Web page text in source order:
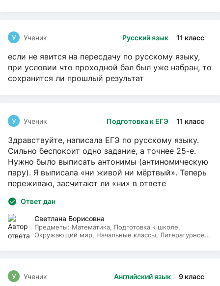
Русский язык 11 класс
У Ученик
если не явится на пересдачу по русскому языку,
при условии что проходной бал был уже набран, то
сохранится ли прошлый результат
Подготовка к ЕГЭ 11 класс
У Ученик
Здравствуйте, написала ЕГЭ по русскому языку.
Сильно беспокоит одно задание, а точнее 25-е.
Нужно было выписать антонимы (антиномическую
пару). Я выписала «ни живой ни мёртвый». Теперь
переживаю, засчитают ли «ни» в ответе
Ответ дан
Светлана Борисовна
Предметы: Математика, Подготовка к школе,
Окружающий мир, Начальные классы, Литературное
Английский язык 9 класс
У Ученик